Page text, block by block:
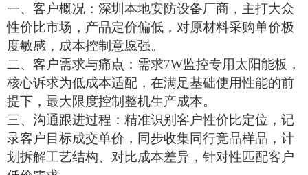
一、客户概况：深圳本地安防设备厂商，主打大众
性价比市场，产品定价偏低，对原材料采购单价极
度敏感，成本控制意愿强。
二、客户需求与痛点：需求7W监控专用太阳能板 ，
核心诉求为低成本适配，在满足基础使用性能的前
提下，最大限度控制整机生产成本。
三、沟通跟进过程：精准识别客户性价比定位，记
录客户目标成交单价，同步收集同行竞品样品，计
划拆解工艺结构、对比成本差异，针对性匹配客户